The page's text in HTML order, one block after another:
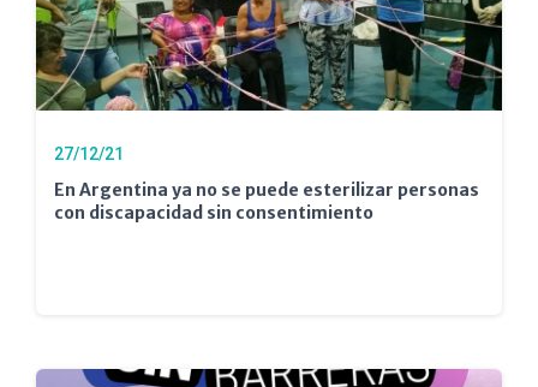
27/12/21
En Argentina ya no se puede esterilizar personas
con discapacidad sin consentimiento